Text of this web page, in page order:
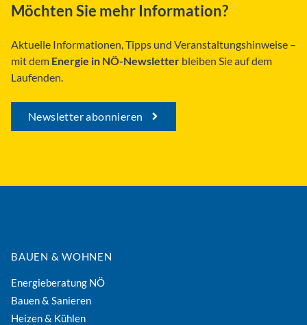
Möchten Sie mehr Information?
Aktuelle Informationen, Tipps und Veranstaltungshinweise –
mit dem Energie in NÖ-Newsletter bleiben Sie auf dem
Laufenden.
Newsletter abonnieren
BAUEN & WOHNEN
Energieberatung NÖ
Bauen & Sanieren
Heizen & Kühlen